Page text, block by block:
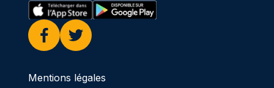
Facebook
Twitter
Mentions légales